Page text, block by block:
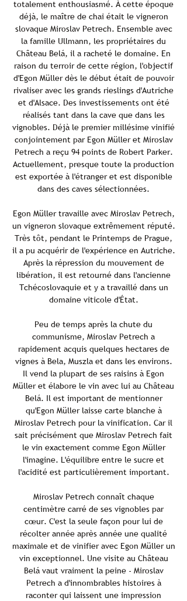
totalement enthousiasmé. À cette époque
déjà, le maître de chai était le vigneron
slovaque Miroslav Petrech. Ensemble avec
la famille Ullmann, les propriétaires du
Château Belá, il a racheté le domaine. En
raison du terroir de cette région, l'objectif
d'Egon Müller dès le début était de pouvoir
rivaliser avec les grands rieslings d'Autriche
et d'Alsace. Des investissements ont été
réalisés tant dans la cave que dans les
vignobles. Déjà le premier millésime vinifié
conjointement par Egon Müller et Miroslav
Petrech a reçu 94 points de Robert Parker.
Actuellement, presque toute la production
est exportée à l'étranger et est disponible
dans des caves sélectionnées.
Egon Müller travaille avec Miroslav Petrech,
un vigneron slovaque extrêmement réputé.
Très tôt, pendant le Printemps de Prague,
il a pu acquérir de l'expérience en Autriche.
Après la répression du mouvement de
libération, il est retourné dans l'ancienne
Tchécoslovaquie et y a travaillé dans un
domaine viticole d'État.
Peu de temps après la chute du
communisme, Miroslav Petrech a
rapidement acquis quelques hectares de
vignes à Bela, Muszla et dans les environs.
Il vend la plupart de ses raisins à Egon
Müller et élabore le vin avec lui au Château
Belá. Il est important de mentionner
qu'Egon Müller laisse carte blanche à
Miroslav Petrech pour la vinification. Car il
sait précisément que Miroslav Petrech fait
le vin exactement comme Egon Müller
l'imagine. L'équilibre entre le sucre et
l'acidité est particulièrement important.
Miroslav Petrech connaît chaque
centimètre carré de ses vignobles par
cœur. C'est la seule façon pour lui de
récolter année après année une qualité
maximale et de vinifier avec Egon Müller un
vin exceptionnel. Une visite au Château
Belá vaut vraiment la peine - Miroslav
Petrech a d'innombrables histoires à
raconter qui laissent une impression